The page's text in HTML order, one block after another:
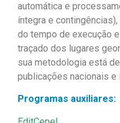
automática e
íntegra e
do tempo de execução
traçado dos lugares
sua metodologia está
publicações nacionais e
Programas auxiliares: